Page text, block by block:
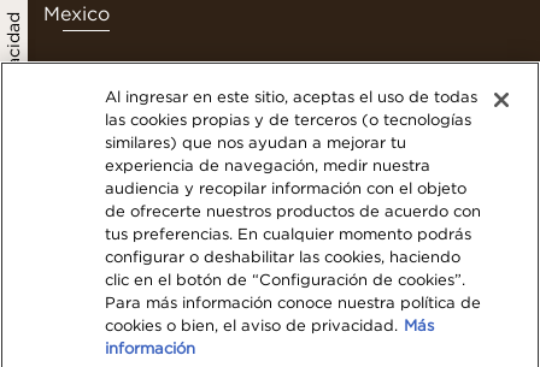
política de privacidad Mexico
Contáctanos
Términos y Condiciones
Politica de privacidad
Nuestra Política de Cookies
Mapa del Sitio Web
Visita Nestlé Professional
© 2023 Nestlé
Al ingresar en este sitio, aceptas el uso de todas
las cookies propias y de terceros (o tecnologías
similares) que nos ayudan a mejorar tu
experiencia de navegación, medir nuestra
audiencia y recopilar información con el objeto
de ofrecerte nuestros productos de acuerdo con
tus preferencias. En cualquier momento podrás
configurar o deshabilitar las cookies, haciendo
clic en el botón de “Configuración de cookies”.
Para más información conoce nuestra política de
cookies o bien, el aviso de privacidad. Más
información